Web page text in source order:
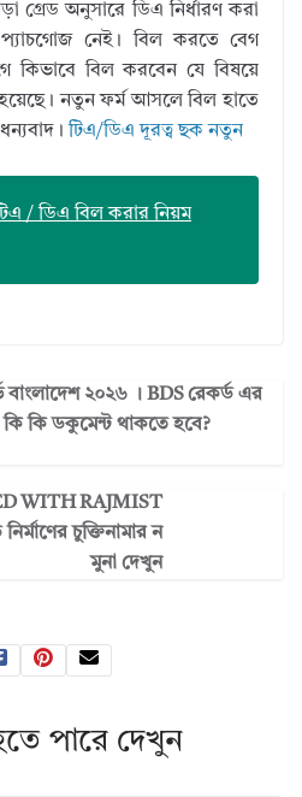
গ্রেড অনুসারে ডিএ নির্ধারণ করা
নেই। বিল করতে বেগ
কিভাবে বিল করবেন যে বিষয়ে
হয়েছে। নতুন ফর্ম আসলে বিল হাতে
টিএ/ডিএ দূরত্ব ছক নতুন
/ ডিএ বিল করার নিয়ম
বাংলাদেশ ২০২৬ । BDS রেকর্ড এর
কি ডকুমেন্ট থাকতে হবে?
WITH RAJMIST
চুক্তিনামার ন
মুনা দেখুন
পারে দেখুন